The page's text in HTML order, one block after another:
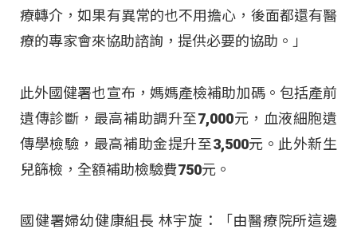
療轉介，如果有異常的也不用擔心，後面都還有醫
療的專家會來協助諮詢，提供必要的協助 。」
此外國健署也宣布，媽媽產檢補助加碼。包括產前
遺傳診斷，最高補助調升至7,000元，血液細胞遺
傳學檢驗，最高補助金提升至3,500元 。此外新生
兒篩檢，全額補助檢驗費750元 。
國健署婦幼健康組長 林宇旋：「由醫療院所這邊